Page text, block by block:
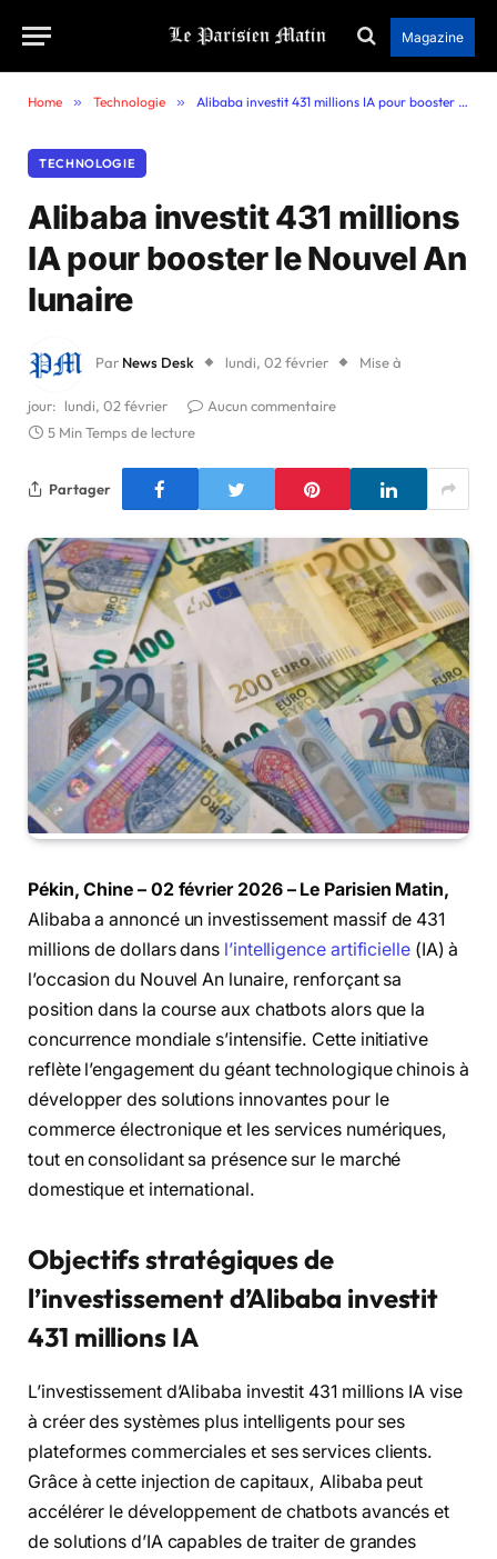
Magazine
Home » Technologie » Alibaba investit 431 millions IA pour booster le Nouvel An lunaire
TECHNOLOGIE
Alibaba investit 431 millions
IA pour booster le Nouvel An
lunaire
Par News Desk lundi, 02 février Mise à
jour: lundi, 02 février
Aucun commentaire
5 Min Temps de lecture
Partager
Pékin, Chine – 02 février 2026 – Le Parisien Matin,
Alibaba a annoncé un investissement massif de 431
millions de dollars dans l’intelligence artificielle(IA) à
l’occasion du Nouvel An lunaire, renforçant sa
position dans la course aux chatbots alors que la
concurrence mondiale s’intensifie. Cette initiative
reflète l’engagement du géant technologique chinois à
développer des solutions innovantes pour le
commerce électronique et les services numériques,
tout en consolidant sa présence sur le marché
domestique et international.
Objectifs stratégiques de
l’investissement d’Alibaba investit
431 millions IA
L’investissement d’Alibaba investit 431 millions IA vise
à créer des systèmes plus intelligents pour ses
plateformes commerciales et ses services clients.
Grâce à cette injection de capitaux, Alibaba peut
accélérer le développement de chatbots avancés et
de solutions d’IA capables de traiter de grandes